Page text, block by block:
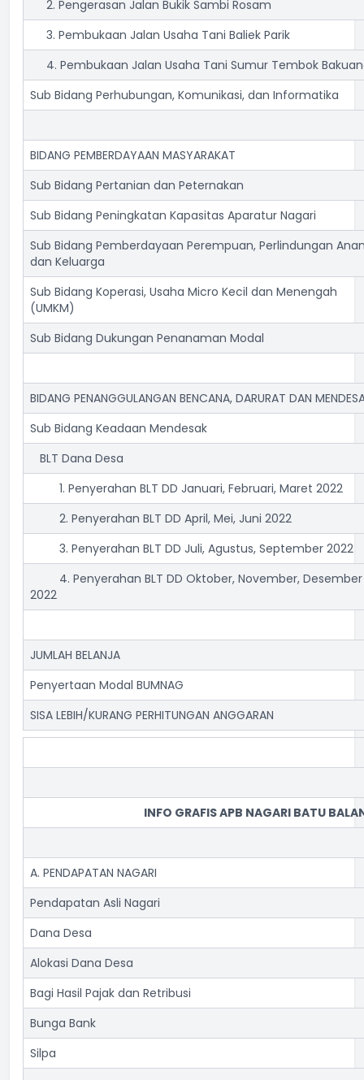
2. Pengerasan Jalan Bukik Sambi Rosam
3. Pembukaan Jalan Usaha Tani Baliek Parik
4. Pembukaan Jalan Usaha Tani Sumur Tembok
Sub Bidang Perhubungan, Komunikasi, dan Informatika
BIDANG PEMBERDAYAAN MASYARAKAT
Sub Bidang Pertanian dan Peternakan
Sub Bidang Peningkatan Kapasitas Aparatur Nagari
Sub Bidang Pemberdayaan Perempuan, Perlindungan
dan Keluarga
Sub Bidang Koperasi, Usaha Micro Kecil dan Menengah
(UMKM)
Sub Bidang Dukungan Penanaman Modal
BIDANG PENANGGULANGAN BENCANA, DARURAT DAN
Sub Bidang Keadaan Mendesak
BLT Dana Desa
1. Penyerahan BLT DD Januari, Februari, Maret 2022
2. Penyerahan BLT DD April, Mei, Juni 2022
3. Penyerahan BLT DD Juli, Agustus, September 2022
4. Penyerahan BLT DD Oktober, November, Desember
2022
JUMLAH BELANJA
Penyertaan Modal BUMNAG
SISA LEBIH/KURANG PERHITUNGAN ANGGARAN
INFO GRAFIS APB NAGARI BATU
A. PENDAPATAN NAGARI
Pendapatan Asli Nagari
Dana Desa
Alokasi Dana Desa
Bagi Hasil Pajak dan Retribusi
Bunga Bank
Silpa